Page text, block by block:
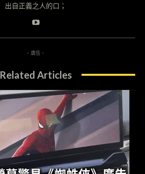
出自正義之人的口；
- 廣告 -
Related Articles